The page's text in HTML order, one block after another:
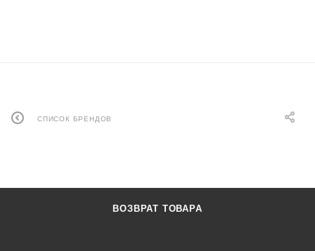
СПИСОК БРЕНДОВ
ВОЗВРАТ ТОВАРА